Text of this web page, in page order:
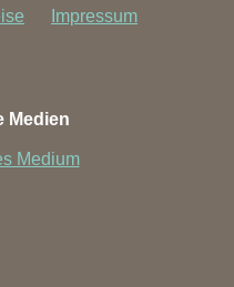
Impressum
Medien
Medium